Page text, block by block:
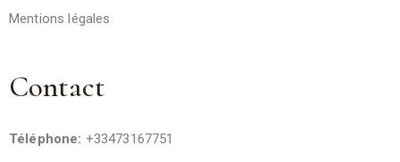
Mentions légales
Contact
Téléphone: +33473167751